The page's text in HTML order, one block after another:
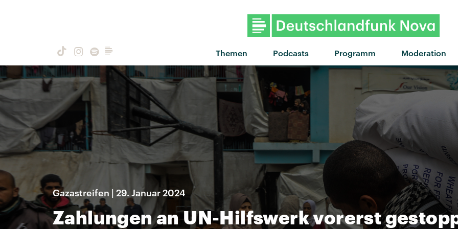
Themen Podcasts Programm Moderation
"Confidence" von My Ugly
Gazastreifen | 29. Januar 2024
Zahlungen an UN-Hilfswerk vorerst